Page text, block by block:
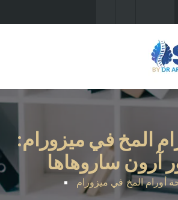
المخ في ميزورام:
آرون ساروهاها
أورام المخ في ميزورام